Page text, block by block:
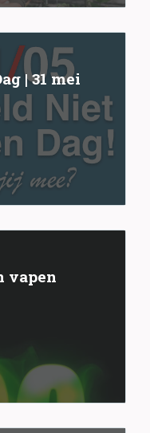
| 31 mei
vapen